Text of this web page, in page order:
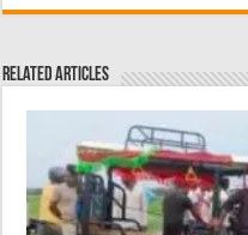
c
e
b
o
o
k
it
r
C
at
ai
Related Articles